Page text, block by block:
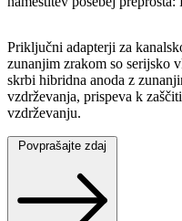
Priključni adapterji za
zunanjim zrakom so serijsko
skrbi hibridna anoda z
vzdrževanja, prispeva k
vzdrževanju.
Povprašajte zdaj